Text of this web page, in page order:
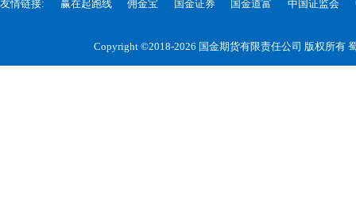
友情链接: 赢在起跑线 佣金宝 国金证券 国金道富 中国证监会
Copyright ©2018-2026 国金期货有限责任公司 版权所有